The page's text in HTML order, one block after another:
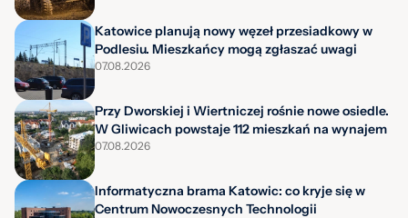
Katowice planują nowy węzeł przesiadkowy w
Podlesiu. Mieszkańcy mogą zgłaszać uwagi
07.08.2026
Przy Dworskiej i Wiertniczej rośnie nowe osiedle.
W Gliwicach powstaje 112 mieszkań na wynajem
07.08.2026
Informatyczna brama Katowic: co kryje się w
Centrum Nowoczesnych Technologii